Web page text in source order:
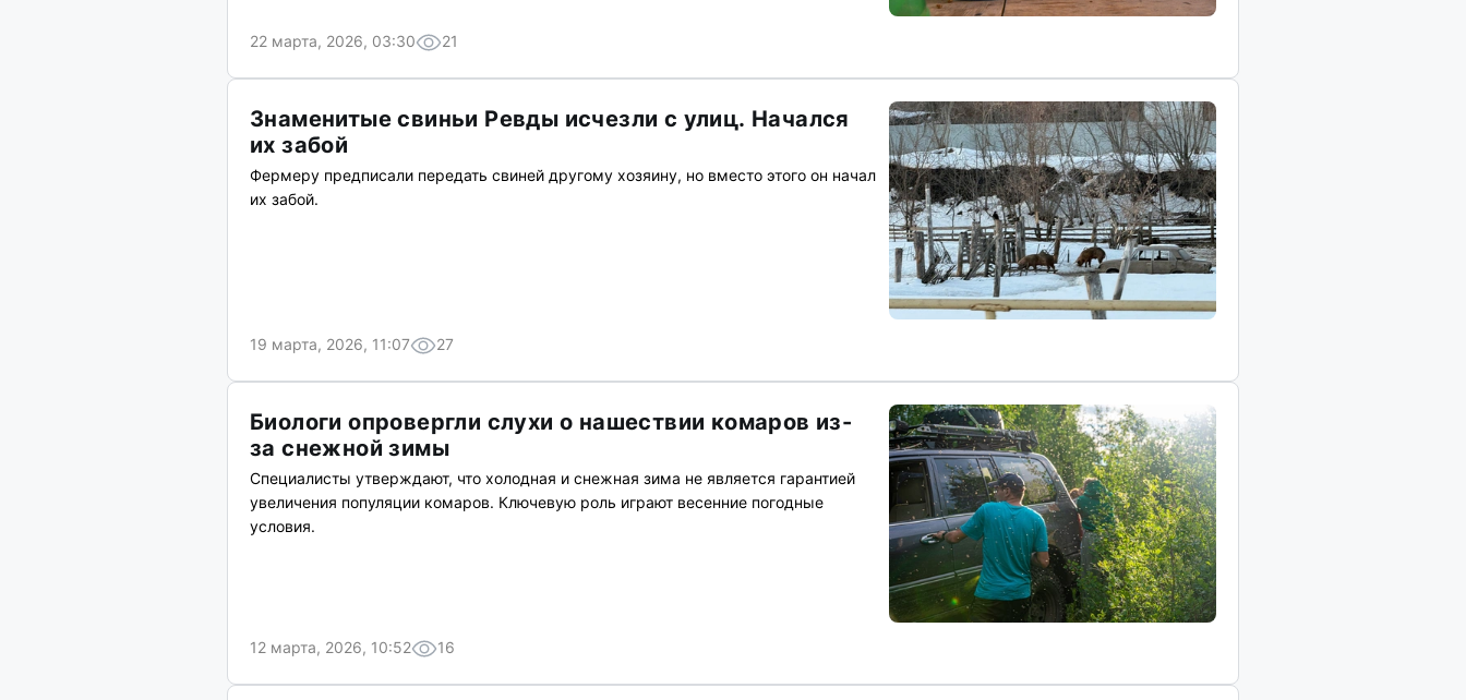
22 марта, 2026, 03:30 21
Знаменитые свиньи Ревды исчезли с улиц. Начался
их забой
Фермеру предписали передать свиней другому хозяину, но вместо этого он начал
их забой.
19 марта, 2026, 11:07 27
Биологи опровергли слухи о нашествии комаров из-
за снежной зимы
Специалисты утверждают, что холодная и снежная зима не является гарантией
увеличения популяции комаров. Ключевую роль играют весенние погодные
условия.
12 марта, 2026, 10:52 16